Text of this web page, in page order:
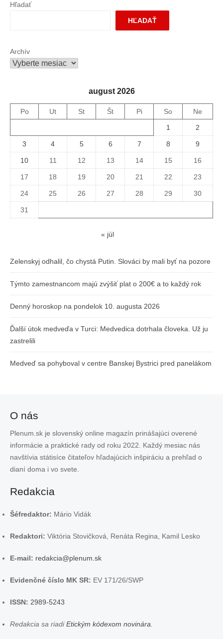
Hľadať
HĽADAŤ
Archív
august 2026
Po Ut St Št Pi So
Ne
1
2
3 4 5 6 7 8 9
10 11 12 13 14 15 16
17 18 19 20 21 22 23
24 25 26 27 28 29 30
31
« júl
Zelenskyj odhalil, čo chystá Putin. Slováci by mali byť na pozore
Týmto zamestnancom majú zvýšiť plat o 200€ a to každý rok
Denný horoskop na pondelok 10. augusta 2026
Ďalší útok medveďa v Turci: Medvedica dotrhala človeka. Už ju
zastrelili
Medveď sa pohyboval v centre Banskej Bystrici pred panelákom
O nás
Plenum.sk je slovenský online magazín prinášajúci overené
informácie a praktické rady od roku 2022. Každý mesiac nás
navštívia státisíce čitateľov hľadajúcich inšpiráciu a prehľad o
dianí doma i vo svete.
Redakcia
Šéfredaktor: Mário Vidák
Redaktori: Viktória Stovičková, Renáta Regina, Kamil Lesko
E-mail: redakcia@plenum.sk
Evidenčné číslo MK SR: EV 171/26/SWP
ISSN: 2989-5243
Redakcia sa riadiEtickým kódexom novinára